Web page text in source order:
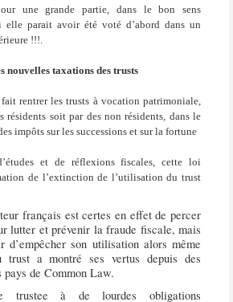
une grande partie, dans le bon sens
elle parait avoir été voté d’abord dans un
!!!.
nouvelles taxations des trusts
fait rentrer les trusts à vocation patrimoniale,
résidents soit par des non résidents, dans le
impôts sur les successions et sur la fortune
et de réflexions fiscales, cette loi
de l’extinction de l’utilisation du trust
français est certes en effet de percer
lutter et prévenir la fraude fiscale, mais
son utilisation alors même
trust a montré ses vertus depuis des
pays de Common Law.
trustee à de lourdes obligations